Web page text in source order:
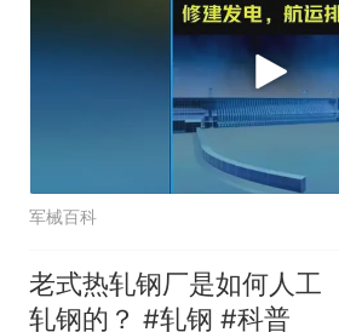
军械百科
老式热轧钢厂是如何人工
轧钢的？ #轧钢 #科普